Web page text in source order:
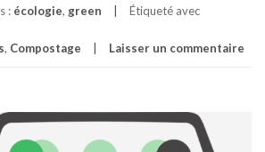
: écologie, green Étiqueté avec
, Compostage Laisser un commentaire